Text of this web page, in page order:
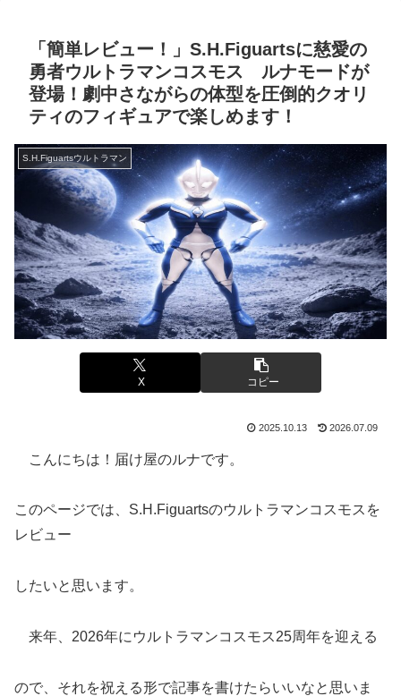
「簡単レビュー！」S.H.Figuartsに慈愛の
勇者ウルトラマンコスモス ルナモードが
登場！劇中さながらの体型を圧倒的クオリ
ティのフィギュアで楽しめます！
S.H.Figuartsウルトラマン
X コピー
2025.10.13 2026.07.09
こんにちは！届け屋のルナです。
このページでは、S.H.Figuartsのウルトラマンコスモスを
レビュー
したいと思います。
来年、2026年にウルトラマンコスモス25周年を迎える
ので、それを祝える形で記事を書けたらいいなと思いま